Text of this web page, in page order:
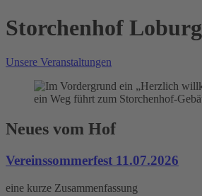
Storchenhof Loburg
Unsere Veranstaltungen
Neues vom Hof
Vereinssommerfest 11.07.2026
eine kurze Zusammenfassung